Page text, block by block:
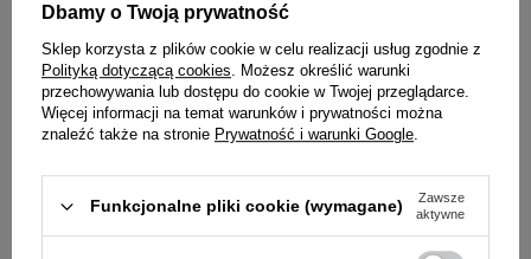
Dbamy o Twoją prywatność
Sklep korzysta z plików cookie w celu realizacji usług zgodnie z
Polityką dotyczącą cookies. Możesz określić warunki
przechowywania lub dostępu do cookie w Twojej przeglądarce.
Więcej informacji na temat warunków i prywatności można
znaleźć także na stronie Prywatność i warunki Google.
Funkcjonalne pliki cookie (wymagane)
Zawsze
aktywne